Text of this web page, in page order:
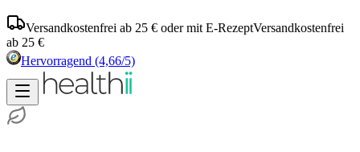
Versandkostenfrei ab 25 € oder mit E-RezeptVersandkostenfrei
ab 25 €
Hervorragend (4,66/5)